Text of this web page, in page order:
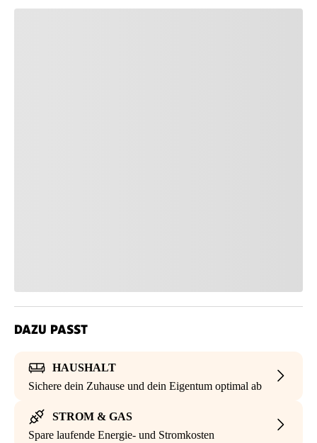
DAZU PASST
HAUSHALT
Sichere dein Zuhause und dein Eigentum optimal ab
STROM & GAS
Spare laufende Energie- und Stromkosten